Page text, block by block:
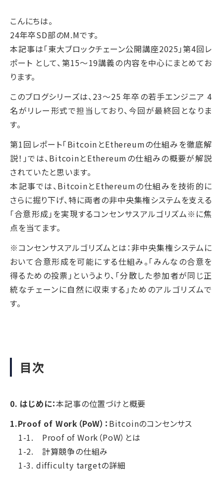
こんにちは。
24年卒SD部のM.Mです。
本記事は「東大ブロックチェーン公開講座2025」第4回レ
ポート として、第15〜19講義の内容を中心にまとめてお
ります。
このブログシリーズは、23〜25 年卒の若手エンジニア 4
名がリレー形式で担当しており、今回が最終回となりま
す。
第1回レポート「BitcoinとEthereumの仕組みを徹底解
説！」では、BitcoinとEthereumの仕組みの概要が解説
されていたと思います。
本記事では、BitcoinとEthereumの仕組みを技術的に
さらに掘り下げ、特に両者の非中央集権システムを支える
「合意形成」を実現するコンセンサスアルゴリズム※に焦
点を当てます。
※コンセンサスアルゴリズムとは：非中央集権システムに
おいて合意形成を可能にする仕組み。「みんなの合意を
得るための投票」というより、「分散した参加者が同じ正
統なチェーンに自然に収束する」ためのアルゴリズムで
す。
目次
0. はじめに：本記事の位置づけと概要
1.Proof of Work（PoW）： Bitcoinのコンセンサス
1-1. Proof of Work（PoW）とは
1-2. 計算競争の仕組み
1-3. difficulty targetの詳細